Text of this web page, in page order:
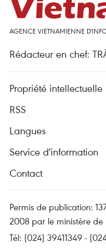
AGENCE VIETNAMIENNE
Rédacteur en chef:
Propriété intellectuelle
RSS
Langues
Service d'information
Contact
Permis de publication:
2008 par le ministère
Tél: (024) 39411349 -